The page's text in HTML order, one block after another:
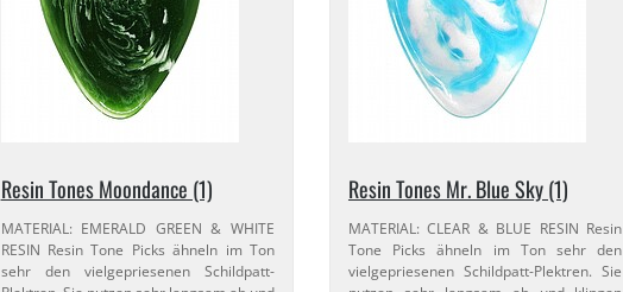
Resin Tones Moondance (1)
MATERIAL: EMERALD GREEN & WHITE
RESIN Resin Tone Picks ähneln im Ton
sehr den vielgepriesenen Schildpatt-​
Resin Tones Mr. Blue Sky (1)
MATERIAL: CLEAR & BLUE RESIN Resin
Tone Picks ähneln im Ton sehr den
vielgepriesenen Schildpatt-​Plektren. Sie